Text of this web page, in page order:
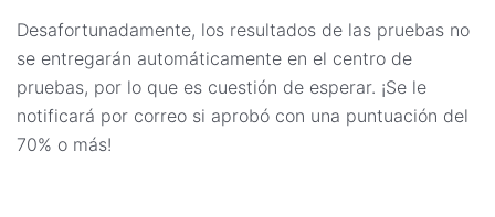
Desafortunadamente, los resultados de las pruebas no
se entregarán automáticamente en el centro de
pruebas, por lo que es cuestión de esperar. ¡Se le
notificará por correo si aprobó con una puntuación del
70% o más!